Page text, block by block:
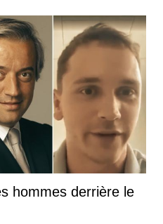
hommes derrière le